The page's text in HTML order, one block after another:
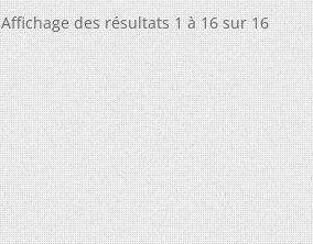
Affichage des résultats 1 à 16 sur 16